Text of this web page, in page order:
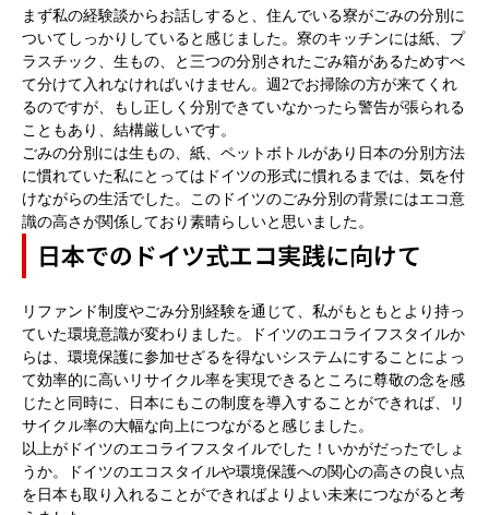
まず私の経験談からお話しすると、住んでいる寮がごみの分別に
ついてしっかりしていると感じました。寮のキッチンには紙、プ
ラスチック、生もの、と三つの分別されたごみ箱があるためすべ
て分けて入れなければいけません。週2でお掃除の方が来てくれ
るのですが、もし正しく分別できていなかったら警告が張られる
こともあり、結構厳しいです。
ごみの分別には生もの、紙、ペットボトルがあり日本の分別方法
に慣れていた私にとってはドイツの形式に慣れるまでは、気を付
けながらの生活でした。このドイツのごみ分別の背景にはエコ意
識の高さが関係しており素晴らしいと思いました。
日本でのドイツ式エコ実践に向けて
リファンド制度やごみ分別経験を通じて、私がもともとより持っ
ていた環境意識が変わりました。ドイツのエコライフスタイルか
らは、環境保護に参加せざるを得ないシステムにすることによっ
て効率的に高いリサイクル率を実現できるところに尊敬の念を感
じたと同時に、日本にもこの制度を導入することができれば、リ
サイクル率の大幅な向上につながると感じました。
以上がドイツのエコライフスタイルでした！いかがだったでしょ
うか。ドイツのエコスタイルや環境保護への関心の高さの良い点
を日本も取り入れることができればよりよい未来につながると考